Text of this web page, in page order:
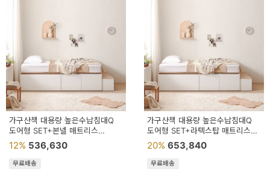
가구산책 대용량 높은수납침대Q
도어형 SET+본넬 매트리스
DN7121
12% 536,630
무료배송
가구산책 대용량 높은수납침대Q
도어형 SET+라텍스탑 매트리스
DN7120
20% 653,840
무료배송